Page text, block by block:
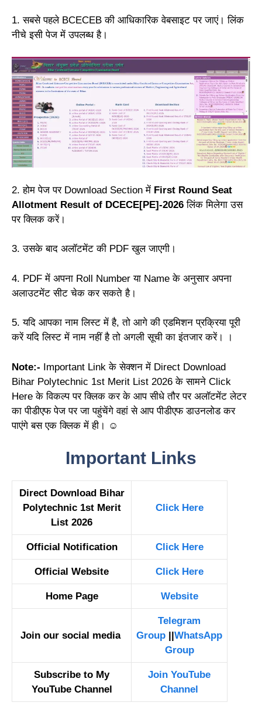
1. सबसे पहले BCECEB की आधिकारिक वेबसाइट पर जाएं। लिंक
नीचे इसी पेज में उपलब्ध है।
2. होम पेज पर Download Section में First Round Seat
Allotment Result of DCECE[PE]-2026 लिंक मिलेगा उस
पर क्लिक करें।
3. उसके बाद अलॉटमेंट की PDF खुल जाएगी।
4. PDF में अपना Roll Number या Name के अनुसार अपना
अलाउटमेंट सीट चेक कर सकते है।
5. यदि आपका नाम लिस्ट में है, तो आगे की एडमिशन प्रक्रिया पूरी
करें यदि लिस्ट में नाम नहीं है तो अगली सूची का इंतजार करें। ।
Note:- Important Link के सेक्शन में Direct Download
Bihar Polytechnic 1st Merit List 2026 के सामने Click
Here के विकल्प पर क्लिक कर के आप सीधे तौर पर अलॉटमेंट लेटर
का पीडीएफ पेज पर जा पहुंचेंगे वहां से आप पीडीएफ डाउनलोड कर
पाएंगे बस एक क्लिक में ही। ☺️
Important Links
Direct Download Bihar
Polytechnic 1st Merit
List 2026
Click Here
Official Notification Click Here
Official Website Click Here
Home Page Website
Join our social media
Telegram
Group ||WhatsApp
Group
Subscribe to My
YouTube Channel
Join YouTube
Channel